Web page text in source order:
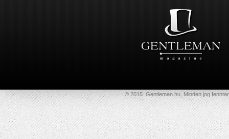
© 2015. Gentleman.hu, Minden jog